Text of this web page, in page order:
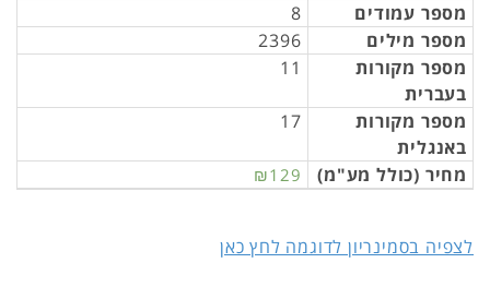
מספר עמודים
8
מספר מילים
2396
מספר מקורות
בעברית
11
מספר מקורות
באנגלית
17
מחיר (כולל מע"מ) ₪129
לצפיה בסמינריון לדוגמה לחץ כאן